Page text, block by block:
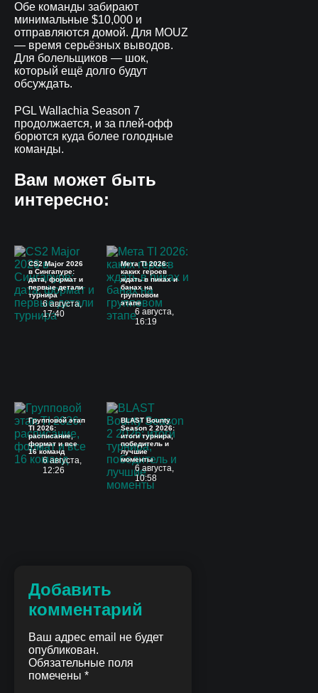
Обе команды забирают
минимальные $10,000 и
отправляются домой. Для MOUZ
— время серьёзных выводов.
Для болельщиков — шок,
который ещё долго будут
обсуждать.
PGL Wallachia Season 7
продолжается, и за плей-офф
борются куда более голодные
команды.
Вам может быть
интересно:
CS2 Major 2026
в Сингапуре:
дата, формат и
первые детали
турнира
6 августа,
17:40
Мета TI 2026:
каких героев
ждать в пиках и
банах на
групповом
этапе
6 августа,
16:19
Групповой этап
TI 2026:
расписание,
формат и все
16 команд
6 августа,
12:26
BLAST Bounty
Season 2 2026:
итоги турнира,
победитель и
лучшие
моменты
6 августа,
10:58
Добавить
комментарий
Ваш адрес email не будет
опубликован.
Обязательные поля
помечены *